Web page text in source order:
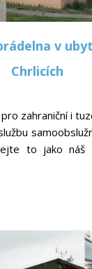
v
Chrlicích
zahraniční i
to jako náš